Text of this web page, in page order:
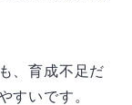
、育成不足だ
すいです。